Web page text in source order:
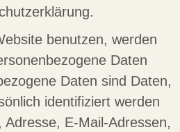
benutzen, werden
Daten
Daten sind Daten,
identifiziert werden
Adresse, E-Mail-Adressen,